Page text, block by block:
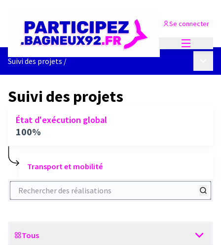
Se connecter
Suivi des projets /
Suivi des projets
État d'exécution global
100%
Transport et mobilité
Rechercher des réalisations
Scope
Tous